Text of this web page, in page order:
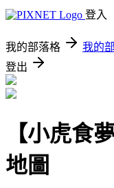
登入
我的部落格 我的
登出
【小虎食
地圖